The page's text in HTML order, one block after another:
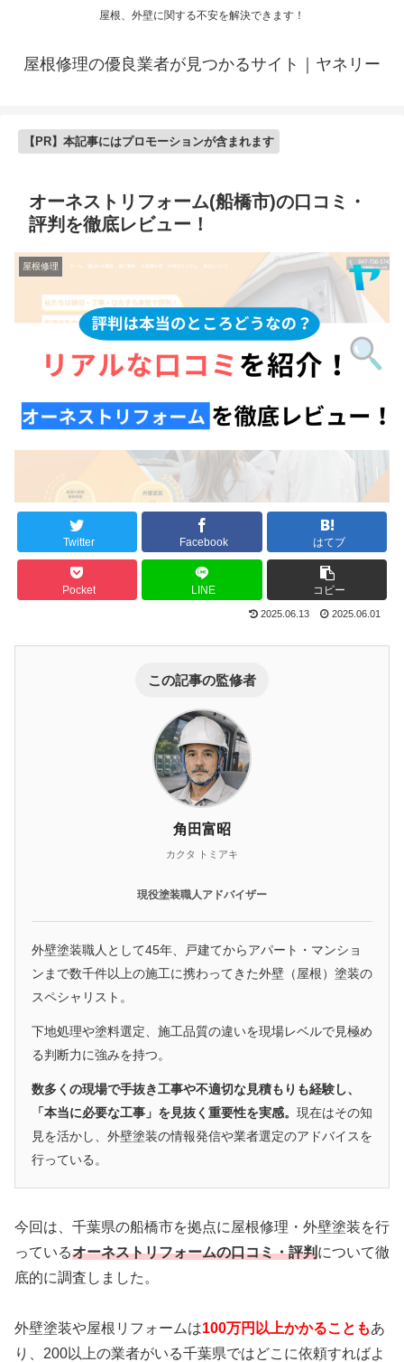
屋根、外壁に関する不安を解決できます！
屋根修理の優良業者が見つかるサイト｜ヤネリー
【PR】本記事にはプロモーションが含まれます
オーネストリフォーム(船橋市)の口コミ・
評判を徹底レビュー！
屋根修理
Twitter Facebook はてブ
Pocket LINE コピー
2025.06.13 2025.06.01
この記事の監修者
角田富昭
カクタ トミアキ
現役塗装職人アドバイザー
外壁塗装職人として45年、戸建てからアパート・マンショ
ンまで数千件以上の施工に携わってきた外壁（屋根）塗装の
スペシャリスト。
下地処理や塗料選定、施工品質の違いを現場レベルで見極め
る判断力に強みを持つ。
数多くの現場で手抜き工事や不適切な見積もりも経験し、
「本当に必要な工事」を見抜く重要性を実感。 現在はその知
見を活かし、外壁塗装の情報発信や業者選定のアドバイスを
行っている。
今回は、千葉県の船橋市を拠点に 屋根修理・外壁塗装を行
っているオーネストリフォームの口コミ・評判について徹
底的に調査しました。
外壁塗装や屋根リフォームは100万円以上かかることもあ
り、200以上の業者がいる千葉県ではどこに依頼すればよ